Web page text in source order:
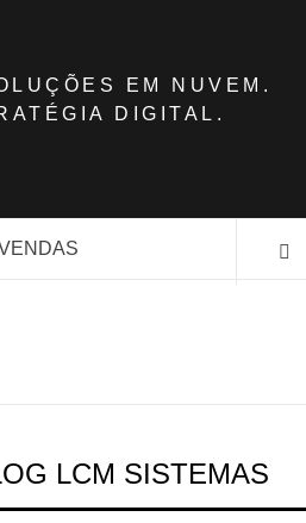
EM NUVEM.
DIGITAL.
LCM SISTEMAS